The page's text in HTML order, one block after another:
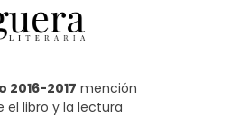
2016-2017 mención
el libro y la lectura